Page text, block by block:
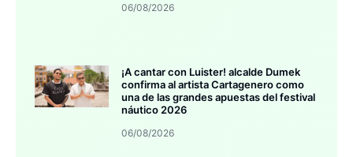
06/08/2026
¡A cantar con Luister! alcalde Dumek
confirma al artista Cartagenero como
una de las grandes apuestas del festival
náutico 2026
06/08/2026